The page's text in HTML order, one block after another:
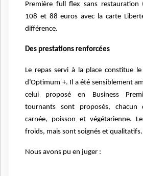
Première full flex sans restauration
108 et 88 euros avec la carte
différence.
Des prestations renforcées
Le repas servi à la place constitue
d’Optimum +. Il a été sensiblement
celui proposé en Business
tournants sont proposés, chacun
carnée, poisson et végétarienne.
froids, mais sont soignés et qualitatifs.
Nous avons pu en juger :